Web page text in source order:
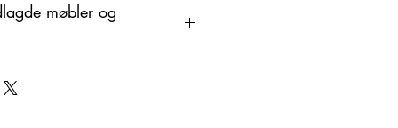
møbler og
Derfor kan det være